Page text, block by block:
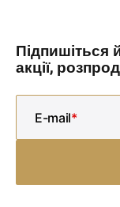
Підпишіться
акції,
E-mail